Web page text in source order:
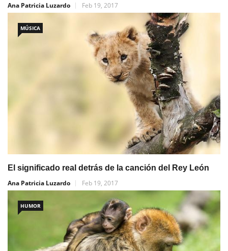
Ana Patricia Luzardo
Feb 19, 2017
MÚSICA
El significado real detrás de la canción del Rey León
Ana Patricia Luzardo
Feb 19, 2017
HUMOR